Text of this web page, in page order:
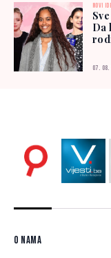
NOVI
Da
07.
O nama